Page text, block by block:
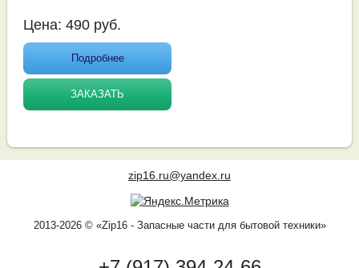
Цена:490 руб.
Подробнее
ЗАКАЗАТЬ
zip16.ru@yandex.ru
2013-2026 © «Zip16 - Запасные части для бытовой техники»